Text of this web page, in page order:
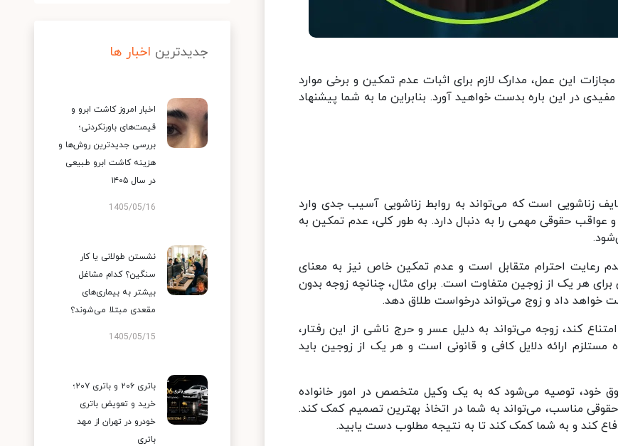
مجازات این عمل، مدارک لازم برای اثبات عدم تمکین و برخی موارد
در این باره بدست خواهید آورد. بنابراین ما به شما پیشنهاد
زناشویی است که می‌تواند به روابط زناشویی آسیب جدی وارد
حقوقی مهمی را به دنبال دارد. به طور کلی، عدم تمکین به
رعایت احترام متقابل است و عدم تمکین خاص نیز به معنای
برای هر یک از زوجین متفاوت است. برای مثال، چنانچه زوجه بدون
خواهد داد و زوج می‌تواند درخواست طلاق دهد.
کند، زوجه می‌تواند به دلیل عسر و حرج ناشی از این رفتار،
ارائه دلایل کافی و قانونی است و هر یک از زوجین باید
خود، توصیه می‌شود که به یک وکیل متخصص در امور خانواده
حقوقی مناسب، می‌تواند به شما در اتخاذ بهترین تصمیم کمک کند.
کند و به شما کمک کند تا به نتیجه مطلوب دست یابید.
جدیدترین اخبار ها
اخبار امروز کاشت ابرو و
قیمت‌های باورنکردنی؛
بررسی جدیدترین روش‌ها و
هزینه کاشت ابرو طبیعی
در سال ۱۴۰۵
1405/05/16
نشستن طولانی یا کار
سنگین؟ کدام مشاغل
بیشتر به بیماری‌های
مقعدی مبتلا می‌شوند؟
1405/05/15
باتری ۲۰۶ و باتری ۲۰۷؛
خرید و تعویض باتری
خودرو در تهران از مهد
باتری